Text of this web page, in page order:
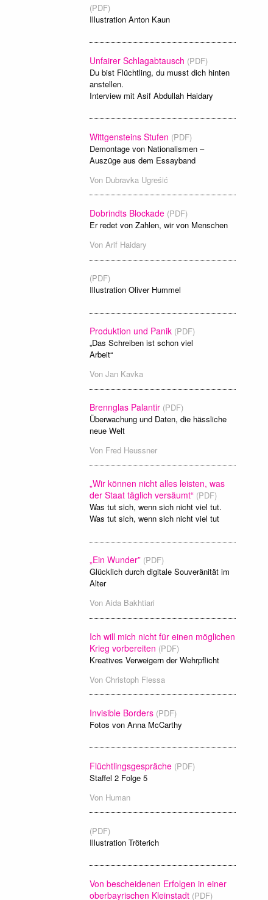
(PDF)
Illustration Anton Kaun
Unfairer Schlagabtausch (PDF)
Du bist Flüchtling, du musst dich hinten
anstellen.
Interview mit Asif Abdullah Haidary
Wittgensteins Stufen (PDF)
Demontage von Nationalismen –
Auszüge aus dem Essayband
Von Dubravka Ugreśić
Dobrindts Blockade (PDF)
Er redet von Zahlen, wir von Menschen
Von Arif Haidary
(PDF)
Illustration Oliver Hummel
Produktion und Panik (PDF)
„Das Schreiben ist schon viel
Arbeit“
Von Jan Kavka
Brennglas Palantir (PDF)
Überwachung und Daten, die hässliche
neue Welt
Von Fred Heussner
„Wir können nicht alles leisten, was
der Staat täglich versäumt“ (PDF)
Was tut sich, wenn sich nicht viel tut.
Was tut sich, wenn sich nicht viel tut
„Ein Wunder” (PDF)
Glücklich durch digitale Souveränität im
Alter
Von Aida Bakhtiari
Ich will mich nicht für einen möglichen
Krieg vorbereiten (PDF)
Kreatives Verweigern der Wehrpflicht
Von Christoph Flessa
Invisible Borders (PDF)
Fotos von Anna McCarthy
Flüchtlingsgespräche (PDF)
Staffel 2 Folge 5
Von Human
(PDF)
Illustration Tröterich
Von bescheidenen Erfolgen in einer
oberbayrischen Kleinstadt (PDF)